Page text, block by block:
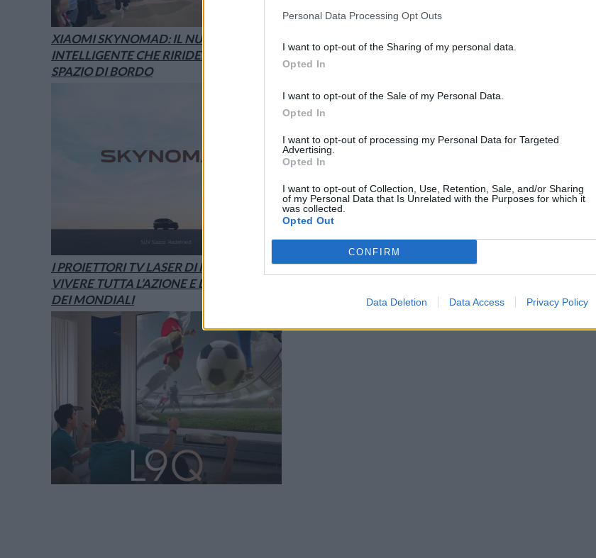
Personal Data Processing Opt Outs
I want to opt-out of the Sharing of my personal data.
Opted In
I want to opt-out of the Sale of my Personal Data.
Opted In
I want to opt-out of processing my Personal Data for Targeted
Advertising.
Opted In
I want to opt-out of Collection, Use, Retention, Sale, and/or Sharing
of my Personal Data that Is Unrelated with the Purposes for which it
was collected.
Opted Out
CONFIRM
Data Deletion Data Access Privacy Policy
, associando
interessato all’operazione dimostri di essere in possesso
Insomma, se il cliente non ha con sé la SIM Ricaricabile,
Il
, dal canto suo, identifica il cliente e
Identificazione del Cliente. Non sarà possibile procedere
devono essere esibiti in originale, fotocopiati fronte-retro.
PORTA UN AMICO IM VERY
XIAOMI SKYNOMAD: IL NUOVO SUV
INTELLIGENTE CHE RIRIDEFINISCE LO
SPAZIO DI BORDO
I PROIETTORI TV LASER DI HISENSE PER
VIVERE TUTTA L’AZIONE E L’EMOZIONE
DEI MONDIALI